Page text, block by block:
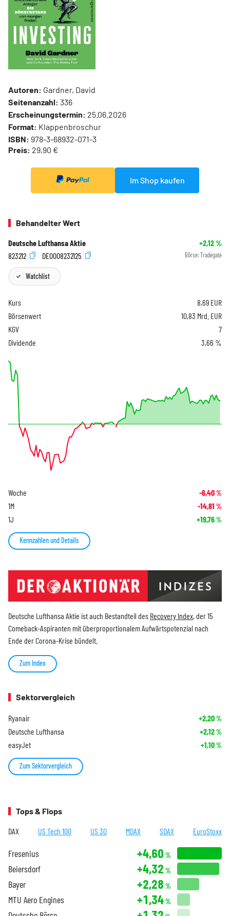
Autoren: Gardner, David
Seitenanzahl: 336
Erscheinungstermin: 25.06.2026
Format: Klappenbroschur
ISBN: 978-3-68932-071-3
Preis: 29,90 €
Im Shop kaufen
Behandelter Wert
Deutsche Lufthansa Aktie +2,12%
823212
DE0008232125 Börse: Tradegate
Watchlist
Kurs 8,69 EUR
Börsenwert
10,83 Mrd. EUR
KGV
7
Dividende
3,66 %
Woche -6,40%
1M -14,81 %
1J +19,76%
Kennzahlen und Details
Deutsche Lufthansa Aktie ist auch Bestandteil des Recovery Index, der 15
Comeback-Aspiranten mit überproportionalem Aufwärtspotenzial nach
Ende der Corona-Krise bündelt.
Zum Index
Sektorvergleich
Ryanair +2,20%
Deutsche Lufthansa +2,12%
easyJet +1,10%
Zum Sektorvergleich
Tops & Flops
DAX US Tech 100 US 30 MDAX SDAX EuroStoxx
Fresenius +4,60 %
Beiersdorf +4,32 %
Bayer +2,28 %
MTU Aero Engines +1,34%